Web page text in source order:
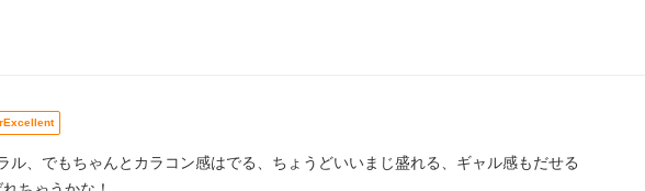
ル、でもちゃんとカラコン感はでる、ちょうどいいまじ盛れる、ギャル感もだせる